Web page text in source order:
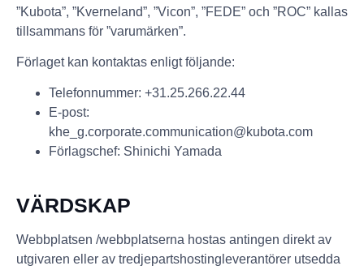
”Kubota”, ”Kverneland”, ”Vicon”, ”FEDE” och ”ROC” kallas
tillsammans för ”varumärken”.
Förlaget kan kontaktas enligt följande:
Telefonnummer: +31.25.266.22.44
E-post:
khe_g.corporate.communication@kubota.com
Förlagschef: Shinichi Yamada
VÄRDSKAP
Webbplatsen /webbplatserna hostas antingen direkt av
utgivaren eller av tredjepartshostingleverantörer utsedda